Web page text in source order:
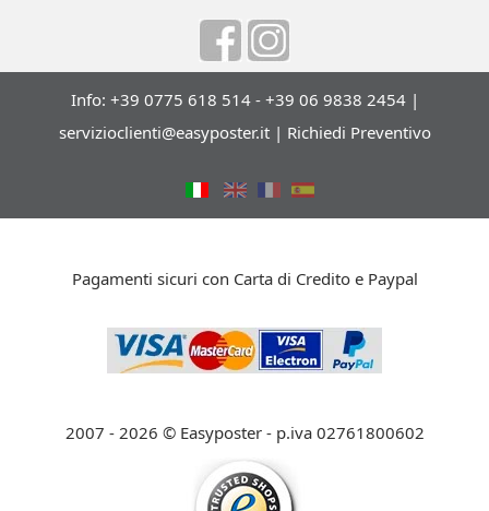
Info: +39 0775 618 514 - +39 06 9838 2454 |
servizioclienti@easyposter.it| Richiedi Preventivo
Pagamenti sicuri con Carta di Credito e Paypal
2007 - 2026 © Easyposter - p.iva 02761800602